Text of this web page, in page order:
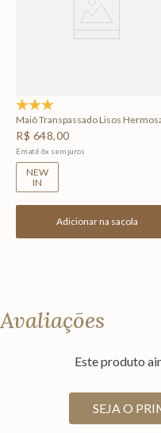
Maiô Transpassado Lisos
R$ 648,00
Em até 6x sem juros
NEW
IN
Adicionar na sacola
Avaliações
Este produto
SEJA O